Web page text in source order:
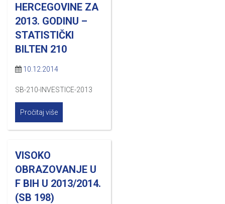
HERCEGOVINE ZA
2013. GODINU –
STATISTIČKI
BILTEN 210
10.12.2014
SB-210-INVESTICE-2013
Pročitaj više
VISOKO
OBRAZOVANJE U
F BIH U 2013/2014.
(SB 198)